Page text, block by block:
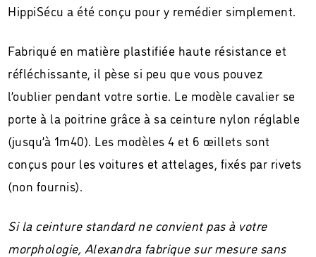
HippiSécu a été conçu pour y remédier simplement.
Fabriqué en matière plastifiée haute résistance et
réfléchissante, il pèse si peu que vous pouvez
l’oublier pendant votre sortie. Le modèle cavalier se
porte à la poitrine grâce à sa ceinture nylon réglable
(jusqu’à 1m40). Les modèles 4 et 6 œillets sont
conçus pour les voitures et attelages, fixés par rivets
(non fournis).
Si la ceinture standard ne convient pas à votre
morphologie, Alexandra fabrique sur mesure sans